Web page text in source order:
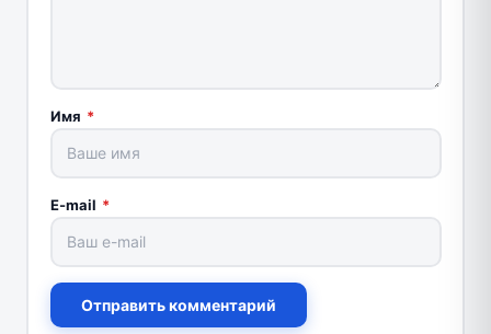
Имя *
E-mail *
Отправить комментарий